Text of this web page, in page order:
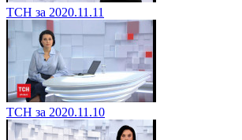
ТСН за 2020.11.11
ТСН за 2020.11.10